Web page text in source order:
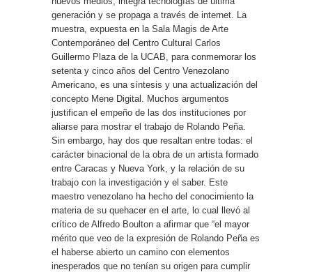
generación y se propaga a través de internet. La
muestra, expuesta en la Sala Magis de Arte
Contemporáneo del Centro Cultural Carlos
Guillermo Plaza de la UCAB, para conmemorar los
setenta y cinco años del Centro Venezolano
Americano, es una síntesis y una actualización del
concepto Mene Digital. Muchos argumentos
justifican el empeño de las dos instituciones por
aliarse para mostrar el trabajo de Rolando Peña.
Sin embargo, hay dos que resaltan entre todas: el
carácter binacional de la obra de un artista formado
entre Caracas y Nueva York, y la relación de su
trabajo con la investigación y el saber. Este
maestro venezolano ha hecho del conocimiento la
materia de su quehacer en el arte, lo cual llevó al
crítico de Alfredo Boulton a afirmar que “el mayor
mérito que veo de la expresión de Rolando Peña es
el haberse abierto un camino con elementos
inesperados que no tenían su origen para cumplir